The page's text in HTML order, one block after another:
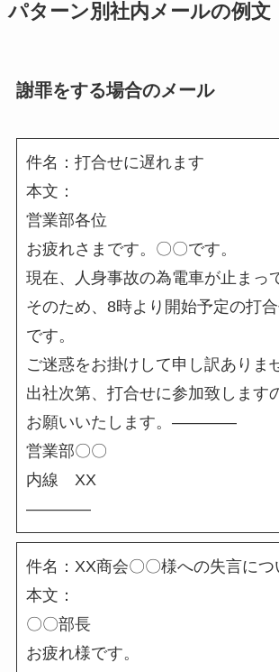
パターン別社内メールの例文
謝罪をする場合のメール
件名：打合せに遅れます
本文：
営業部各位
お疲れさまです。〇〇です。
現在、人身事故の為電車が止まっ
そのため、8時より開始予定の打
です。
ご迷惑をお掛けして申し訳ありま
出社次第、打合せに参加致します
お願いいたします。――――
営業部〇〇
内線 XX
――――
件名：XX商会〇〇様への失言に
本文：
〇〇部長
お疲れ様です。